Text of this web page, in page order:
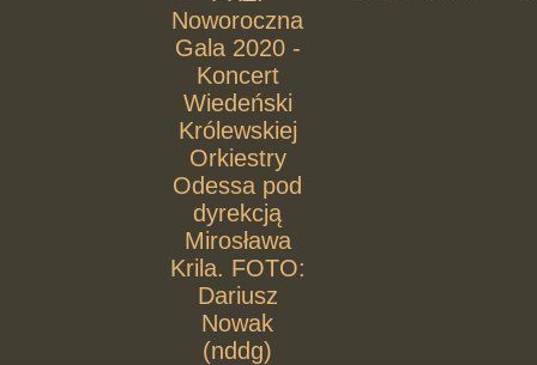
Noworoczna
Gala 2020 -
Koncert
Wiedeński
Królewskiej
Orkiestry
Odessa pod
dyrekcją
Mirosława
Krila. FOTO:
Dariusz
Nowak
(nddg)